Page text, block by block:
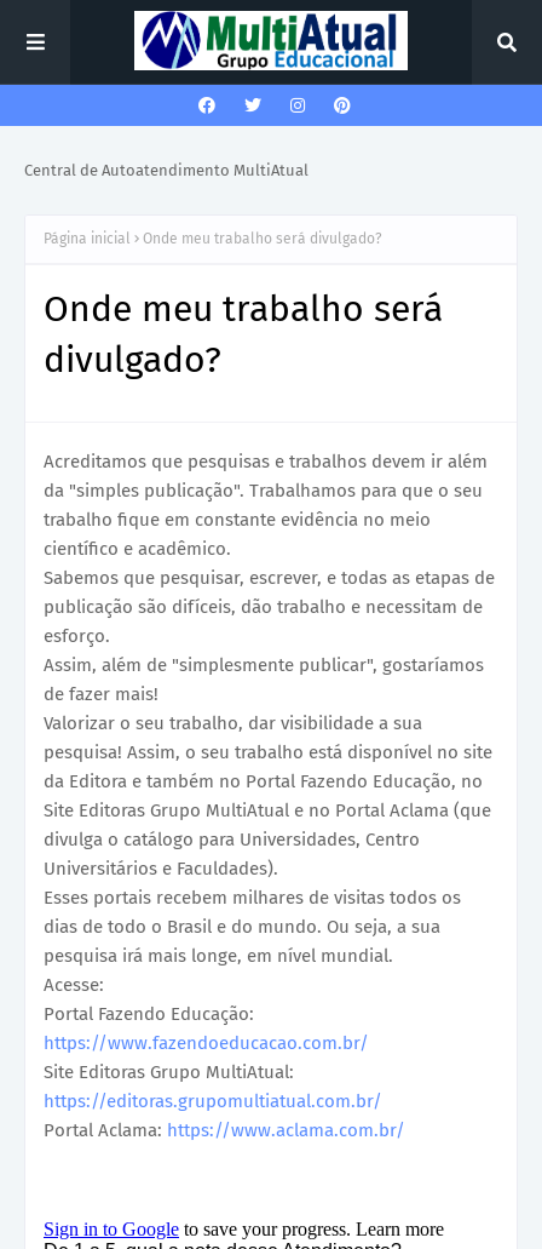
Central de Autoatendimento MultiAtual
Página inicial Onde meu trabalho será divulgado?
Onde meu trabalho será
divulgado?
Acreditamos que pesquisas e trabalhos devem ir além
da "simples publicação". Trabalhamos para que o seu
trabalho fique em constante evidência no meio
científico e acadêmico.
Sabemos que pesquisar, escrever, e todas as etapas de
publicação são difíceis, dão trabalho e necessitam de
esforço.
Assim, além de "simplesmente publicar", gostaríamos
de fazer mais!
Valorizar o seu trabalho, dar visibilidade a sua
pesquisa! Assim, o seu trabalho está disponível no site
da Editora e também no Portal Fazendo Educação, no
Site Editoras Grupo MultiAtual e no Portal Aclama (que
divulga o catálogo para Universidades, Centro
Universitários e Faculdades).
Esses portais recebem milhares de visitas todos os
dias de todo o Brasil e do mundo. Ou seja, a sua
pesquisa irá mais longe, em nível mundial.
Acesse:
Portal Fazendo Educação:
https://www.fazendoeducacao.com.br/
Site Editoras Grupo MultiAtual:
https://editoras.grupomultiatual.com.br/
Portal Aclama: https://www.aclama.com.br/